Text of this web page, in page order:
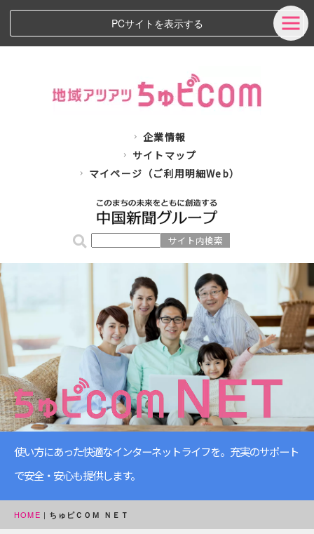
PCサイトを表示する
企業情報
サイトマップ
マイページ（ご利用明細Web）
使い方にあった快適なインターネットライフを。充実のサポート
で安全・安心も提供します。
HOME | ちゅピＣＯＭ ＮＥＴ